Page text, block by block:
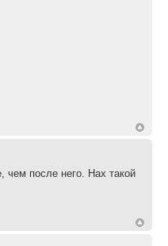
чем после него. Нах такой